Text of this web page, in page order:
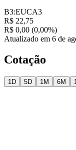
B3:EUCA3
R$ 22,75
R$ 0,00 (0,00%)
Atualizado em 6 de
Cotação
1D 5D 1M 6M